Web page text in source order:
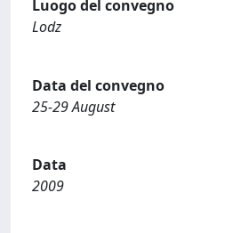
Luogo del convegno
Lodz
Data del convegno
25-29 August
Data
2009